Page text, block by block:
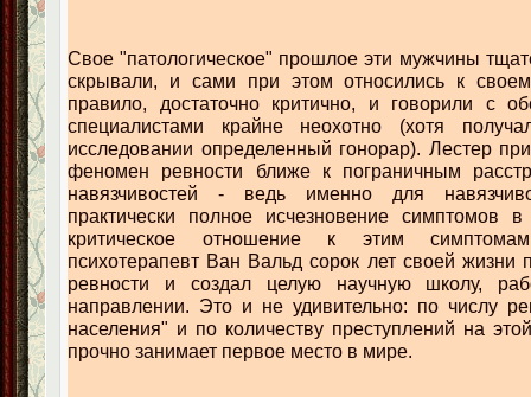
Свое "патологическое" прошлое эти мужчины
скрывали, и сами при этом относились к
правило, достаточно критично, и говорили с
специалистами крайне неохотно (хотя
исследовании определенный гонорар). Лестер
феномен ревности ближе к пограничным
навязчивостей - ведь именно для
практически полное исчезновение симптомов
критическое отношение к этим
психотерапевт Ван Вальд сорок лет своей жизни
ревности и создал целую научную школу,
направлении. Это и не удивительно: по числу
населения" и по количеству преступлений на
прочно занимает первое место в мире.